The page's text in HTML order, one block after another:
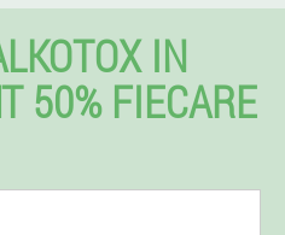
IN
50% FIECARE